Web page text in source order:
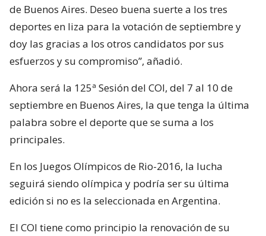
de Buenos Aires. Deseo buena suerte a los tres
deportes en liza para la votación de septiembre y
doy las gracias a los otros candidatos por sus
esfuerzos y su compromiso”, añadió.
Ahora será la 125ª Sesión del COI, del 7 al 10 de
septiembre en Buenos Aires, la que tenga la última
palabra sobre el deporte que se suma a los
principales.
En los Juegos Olímpicos de Rio-2016, la lucha
seguirá siendo olímpica y podría ser su última
edición si no es la seleccionada en Argentina.
El COI tiene como principio la renovación de su